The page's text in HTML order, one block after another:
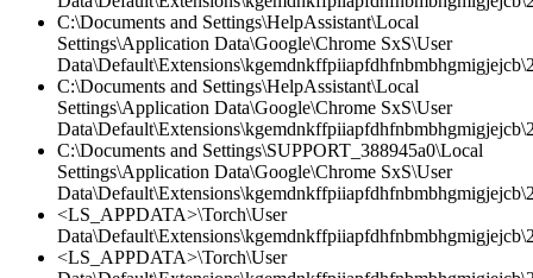
C:\Documents and Settings\HelpAssistant\Local
Settings\Application Data\Google\Chrome SxS\User
C:\Documents and Settings\HelpAssistant\Local
Settings\Application Data\Google\Chrome SxS\User
C:\Documents and Settings\SUPPORT_388945a0\Local
Settings\Application Data\Google\Chrome SxS\User
<LS_APPDATA>\Torch\User
<LS_APPDATA>\Torch\User